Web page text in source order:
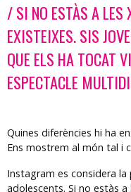
Diapositiva 2 de 6: Spoiler
/ SI NO ESTÀS A LES
EXISTEIXES. SIS
QUE ELS HA TOCAT
ESPECTACLE
Quines diferències hi ha
Ens mostrem al món tal i
Instagram es considera
adolescents. Si no estàs